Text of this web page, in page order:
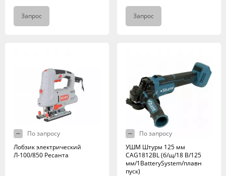
Запрос Запрос
По запросу
Лобзик электрический
Л-100/850 Ресанта
По запросу
УШМ Штурм 125 мм
CAG1812BL (б/щ/18 В/125
мм/1BatterySystem/плавн
пуск)